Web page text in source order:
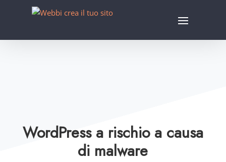
WordPress a rischio a causa
di malware